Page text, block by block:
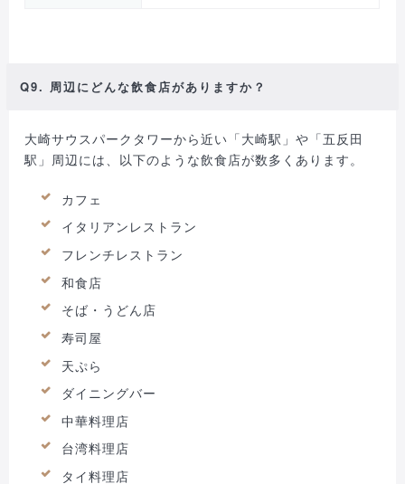
Q9. 周辺にどんな飲食店がありますか？
大崎サウスパークタワーから近い「大崎駅」や「五反田
駅」周辺には、以下のような飲食店が数多くあります。
カフェ
イタリアンレストラン
フレンチレストラン
和食店
そば・うどん店
寿司屋
天ぷら
ダイニングバー
中華料理店
台湾料理店
タイ料理店